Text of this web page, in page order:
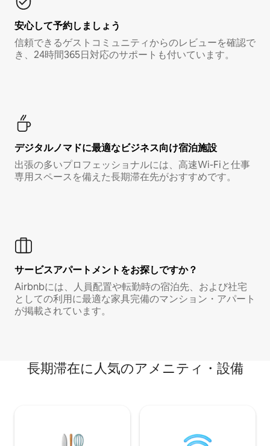
安心して予約しましょう
信頼できるゲストコミュニティからのレビューを確認で
き、24時間365日対応のサポートも付いています。
デジタルノマド⁠に最⁠適⁠なビ⁠ジ⁠ネ⁠ス⁠向⁠け宿⁠泊⁠施⁠設
出張の多いプロフェッショナルには、高速Wi-Fiと仕事
専用スペースを備えた長期滞在先がおすすめです。
サービスアパートメントをお探しですか？
Airbnbには、人員配置や転勤時の宿泊先、および社宅
としての利用に最適な家具完備のマンション・アパート
が掲載されています。
長期滞在に人気のアメニティ・設備